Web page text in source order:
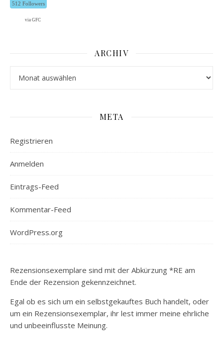
512 Followers
via GFC
ARCHIV
META
Registrieren
Anmelden
Eintrags-Feed
Kommentar-Feed
WordPress.org
Rezensionsexemplare sind mit der Abkürzung *RE am
Ende der Rezension gekennzeichnet.
Egal ob es sich um ein selbstgekauftes Buch handelt, oder
um ein Rezensionsexemplar, ihr lest immer meine ehrliche
und unbeeinflusste Meinung.